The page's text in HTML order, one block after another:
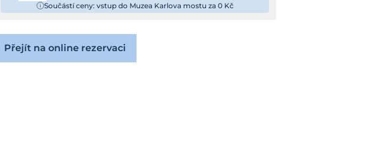
Součástí ceny: vstup do Muzea Karlova mostu za 0 Kč
Přejít na online rezervaci